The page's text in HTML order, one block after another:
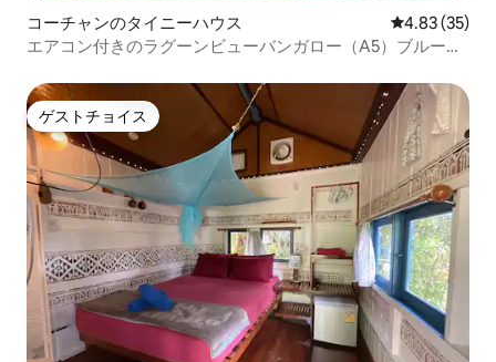
コーチャンのタイニーハウス レビュー35
4.83 (35)
エアコン付きのラグーンビューバンガロー（A5）ブルーラ
ゲストチョイス
ゲストチョイス